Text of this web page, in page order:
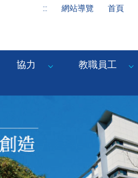
::: 網站導覽 首頁
協力 教職員工